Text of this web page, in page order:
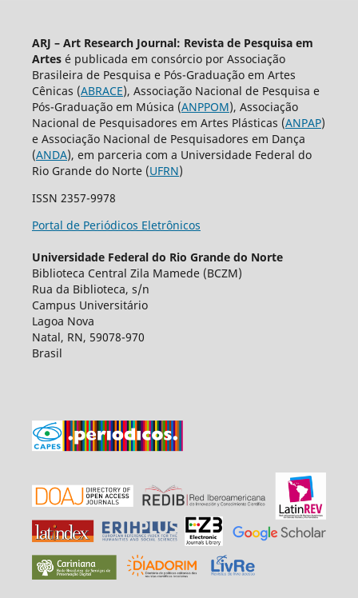
ARJ – Art Research Journal: Revista de Pesquisa em
Artesé publicada em consórcio por Associação
Brasileira de Pesquisa e Pós-Graduação em Artes
Cênicas (ABRACE), Associação Nacional de Pesquisa e
Pós-Graduação em Música (ANPPOM), Associação
Nacional de Pesquisadores em Artes Plásticas (ANPAP)
e Associação Nacional de Pesquisadores em Dança
(ANDA), em parceria com a Universidade Federal do
Rio Grande do Norte (UFRN)
ISSN 2357-9978
Portal de Periódicos Eletrônicos
Universidade Federal do Rio Grande do Norte
Biblioteca Central Zila Mamede (BCZM)
Rua da Biblioteca, s/n
Campus Universitário
Lagoa Nova
Natal, RN, 59078-970
Brasil